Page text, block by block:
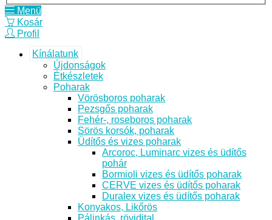
Menü
Kosár
Profil
Kínálatunk
Újdonságok
Étkészletek
Poharak
Vörösboros poharak
Pezsgős poharak
Fehér-, roseboros poharak
Sörös korsók, poharak
Üdítős és vizes poharak
Arcoroc, Luminarc vizes és üdítős
pohár
Bormioli vizes és üdítős poharak
CERVE vizes és üdítős poharak
Duralex vizes és üdítős poharak
Konyakos, Likőrös
Pálinkás, rövidital